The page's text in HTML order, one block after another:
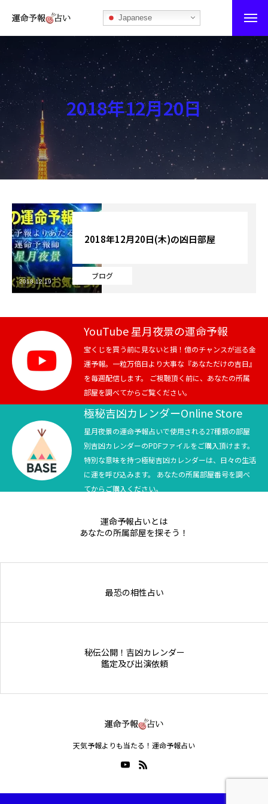
Japanese
運命予報占い
運命予報占いとは
あなたの所属部屋を探そう！
最恐の相性占い
秘伝公開！吉凶カレンダー
記事カテゴリー
ブログ
お知らせ
芸能界
テニス
スポーツ
競馬
テニス四大大会・五輪
テニス四大大会・五輪
2018年12月20日
ブログ
2018年12月20日(木)の凶日部屋
2018.12.19
YouTube 星月夜景の運命予報
宝くじを買う前に見ないと損！億のチャンスが巡る金
運予報。一粒万倍日より大事な『あなただけの吉日』
を毎週配信します。 ご視聴頂く前に、あなたの所属
部屋を調べてからご覧ください。
極秘吉凶カレンダーOnline Store
星月夜景の運命予報占いで使用される27種類の部屋
別吉凶カレンダーのPDFファイルをご購入頂けます。
特別な意味を持つ極秘吉凶カレンダーは、日々の生活
に運を呼び込みます。 あなたの所属部屋番号を調べ
てからご購入ください。
運命予報占いとは
あなたの所属部屋を探そう！
最恐の相性占い
秘伝公開！吉凶カレンダー
鑑定及び出演依頼
天気予報よりも当たる！運命予報占い